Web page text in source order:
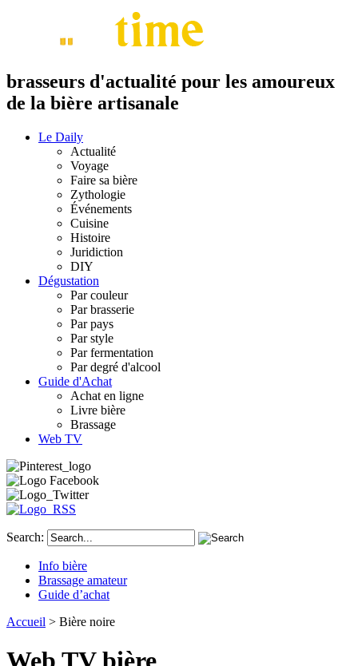
brasseurs d'actualité pour les amoureux
de la bière artisanale
Le Daily
Actualité
Voyage
Faire sa bière
Zythologie
Événements
Cuisine
Histoire
Juridiction
DIY
Dégustation
Par couleur
Par brasserie
Par pays
Par style
Par fermentation
Par degré d'alcool
Guide d'Achat
Achat en ligne
Livre bière
Brassage
Web TV
Search:
Info bière
Brassage amateur
Guide d’achat
Accueil > Bière noire